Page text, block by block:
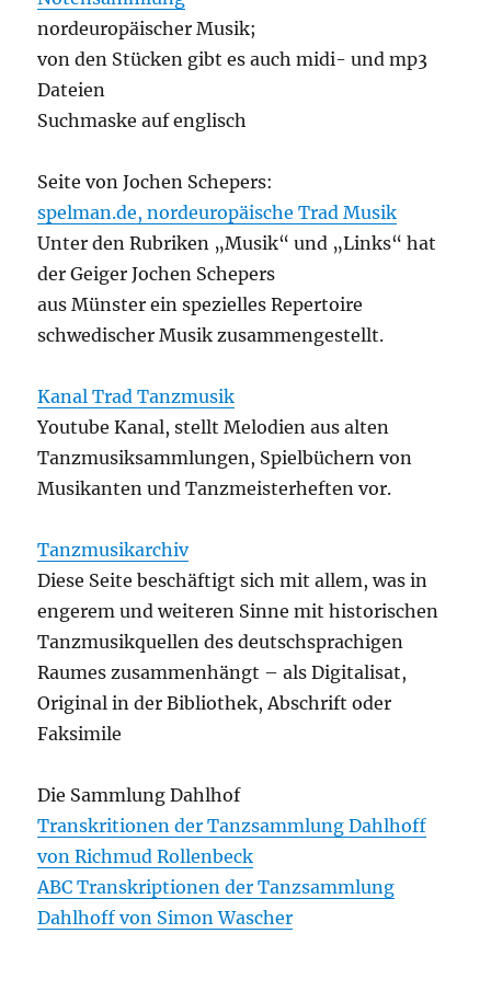
nordeuropäischer Musik;
von den Stücken gibt es auch midi- und mp3
Dateien
Suchmaske auf englisch
Seite von Jochen Schepers:
spelman.de, nordeuropäische Trad Musik
Unter den Rubriken „Musik“ und „Links“ hat
der Geiger Jochen Schepers
aus Münster ein spezielles Repertoire
schwedischer Musik zusammengestellt.
Kanal Trad Tanzmusik
Youtube Kanal, stellt Melodien aus alten
Tanzmusiksammlungen, Spielbüchern von
Musikanten und Tanzmeisterheften vor.
Tanzmusikarchiv
Diese Seite beschäftigt sich mit allem, was in
engerem und weiteren Sinne mit historischen
Tanzmusikquellen des deutschsprachigen
Raumes zusammenhängt – als Digitalisat,
Original in der Bibliothek, Abschrift oder
Faksimile
Die Sammlung Dahlhof
Transkritionen der Tanzsammlung Dahlhoff
von Richmud Rollenbeck
ABC Transkriptionen der Tanzsammlung
Dahlhoff von Simon Wascher